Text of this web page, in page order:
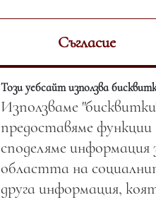
Съгласие
Този уебсайт използва
Използваме
предоставяме
споделяме
областта на
друга информация,